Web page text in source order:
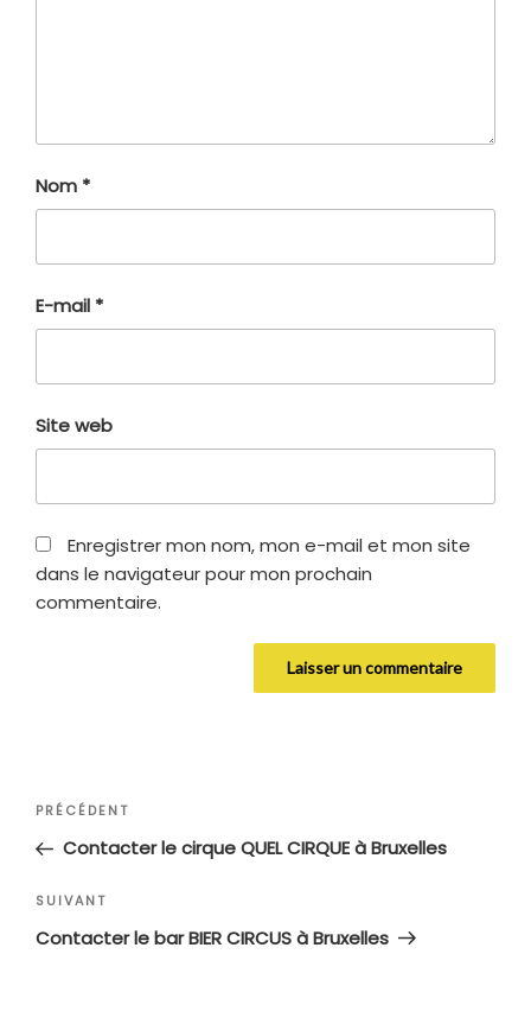
Nom *
E-mail *
Site web
Enregistrer mon nom, mon e-mail et mon site
dans le navigateur pour mon prochain
commentaire.
Navigation
l’article
Article
précédent
PRÉCÉDENT
Contacter le cirque QUEL CIRQUE à Bruxelles
Article
suivant
SUIVANT
Contacter le bar BIER CIRCUS à Bruxelles